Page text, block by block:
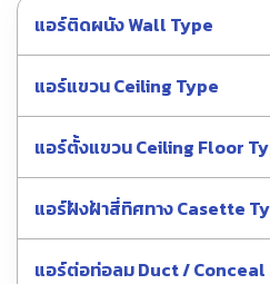
แอร์ติดผนัง Wall Type
แอร์แขวน Ceiling Type
แอร์ตั้งแขวน Ceiling Floor
แอร์ฝังฝ้าสี่ทิศทาง Casette
แอร์ต่อท่อลม Duct / Conceal